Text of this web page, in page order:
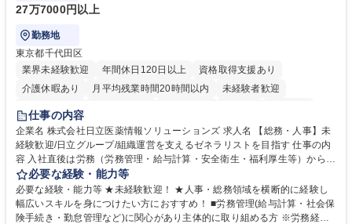
27万7000円以上
勤務地
東京都千代田区
業界未経験歓迎
年間休日120日以上
資格取得支援あり
介護休暇あり
月平均残業時間20時間以内
未経験者歓迎
住宅手当あり
育休あり
完全週休2日制 交通費支給 土日祝休み 寮・社宅あり
仕事の内容
企業名 株式会社日立医薬情報ソリューションズ 求人名 【総務・人事】未
経験歓迎/日立グループ/組織運営を支えるゼネラリストを目指す 仕事の内
容 入社直後は労務（労務管理・給与計算・安全衛生・福利厚生等）からお
任せいたします。将来は総務・採用・教育業務へ守備範囲を広げ、組織運
営を支えるゼネラリストをめざせます。 ・初期業務：労働時間管理、給与
計算、社会保険対応、福利厚生管理、安全衛生、健康経営推進等をお任せ
します。ご経験に応じて、休職者管理など、幅広く経験を積んでいただき
必要な経験・能力等
必要な経験・能力等 ★未経験歓迎！ ★人事・総務領域を横断的に経験し
幅広いスキルを身につけたい方におすすめ！ ■労務管理(給与計算・社会保
険手続き・勤怠管理など)に関心があり主体的に取り組める方 ※労務経験